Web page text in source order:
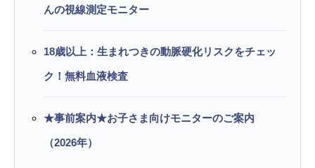
んの視線測定モニター
18歳以上：生まれつきの動脈硬化リスクをチェッ
ク！無料血液検査
★事前案内★お子さま向けモニターのご案内
（2026年）